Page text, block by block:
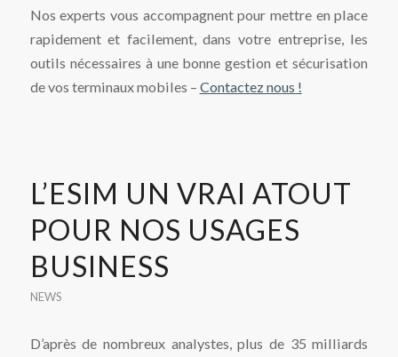
Nos experts vous accompagnent pour mettre en place
rapidement et facilement, dans votre entreprise, les
outils nécessaires à une bonne gestion et sécurisation
de vos terminaux mobiles – Contactez nous !
L’ESIM UN VRAI ATOUT
POUR NOS USAGES
BUSINESS
NEWS
D’après de nombreux analystes, plus de 35 milliards